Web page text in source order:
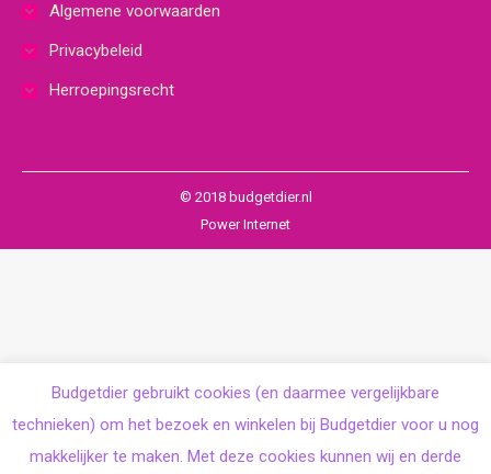
Algemene voorwaarden
Privacybeleid
Herroepingsrecht
© 2018 budgetdier.nl
Power Internet
Budgetdier gebruikt cookies (en daarmee vergelijkbare
technieken) om het bezoek en winkelen bij Budgetdier voor u nog
makkelijker te maken. Met deze cookies kunnen wij en derde